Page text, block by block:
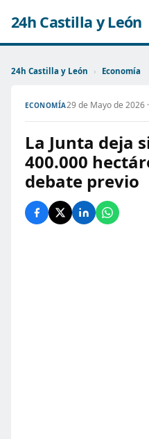
24h Castilla y León
24h Castilla y León › Economía
ECONOMÍA29 de Mayo de 2026
La Junta deja
400.000
debate previo